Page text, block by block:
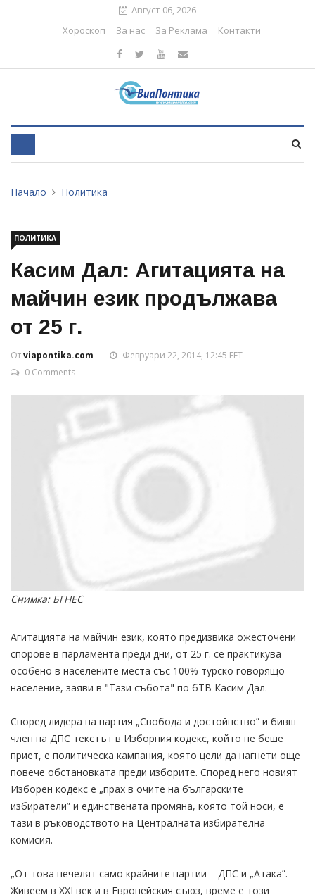
Август 06, 2026
Хороскоп
За нас За Реклама Контакти
Начало Политика
ПОЛИТИКА
Касим Дал: Агитацията на
майчин език продължава
от 25 г.
Отviapontika.com
Февруари 22, 2014, 12:45 EET
0 Comments
Снимка: БГНЕС
Агитацията на майчин език, която предизвика ожесточени
спорове в парламента преди дни, от 25 г. се практикува
особено в населените места със 100% турско говорящо
население, заяви в "Тази събота" по бТВ Касим Дал.
Според лидера на партия „Свобода и достойнство” и бивш
член на ДПС текстът в Изборния кодекс, който не беше
приет, е политическа кампания, която цели да нагнети още
повече обстановката преди изборите. Според него новият
Изборен кодекс е „прах в очите на българските
избиратели” и единствената промяна, която той носи, е
тази в ръководството на Централната избирателна
комисия.
„От това печелят само крайните партии – ДПС и „Атака”.
Живеем в XXI век и в Европейския съюз, време е този